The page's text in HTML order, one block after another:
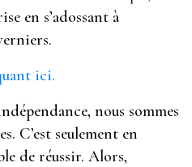
en s’adossant à
ici.
nous sommes
C’est seulement en
de réussir. Alors,